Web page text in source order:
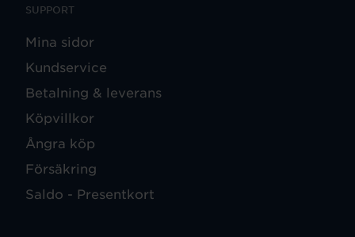
SUPPORT
Mina sidor
Kundservice
Betalning & leverans
Köpvillkor
Ångra köp
Försäkring
Saldo - Presentkort